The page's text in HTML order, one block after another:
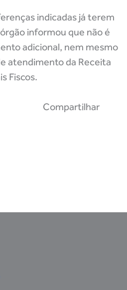
indicadas já terem
informou que não é
adicional, nem mesmo
atendimento da Receita
Fiscos.
Compartilhar